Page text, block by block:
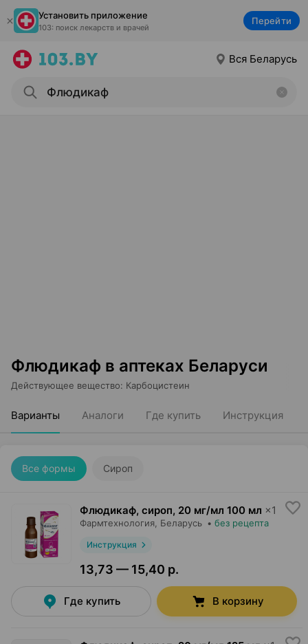
Установить приложение
103: поиск лекарств и врачей
Перейти
Вся Беларусь
Флюдикаф в аптеках Беларуси
Действующее вещество: Карбоцистеин
Варианты Аналоги Где купить Инструкция
Все формы Сироп
Флюдикаф, сироп, 20 мг/мл 100 мл ×1
Фармтехнология , Беларусь • без рецепта
Инструкция
13,73 — 15,40 р.
Где купить В корзину